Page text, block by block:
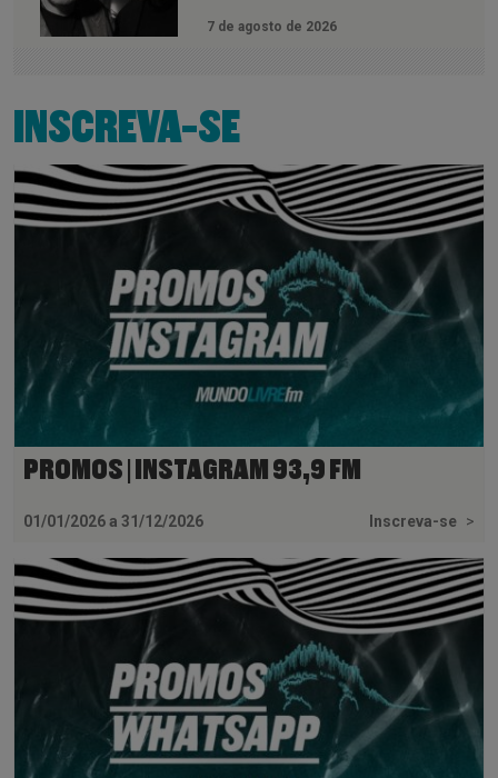
7 de agosto de 2026
INSCREVA-SE
PROMOS | INSTAGRAM 93,9 FM
01/01/2026 a 31/12/2026 Inscreva-se >